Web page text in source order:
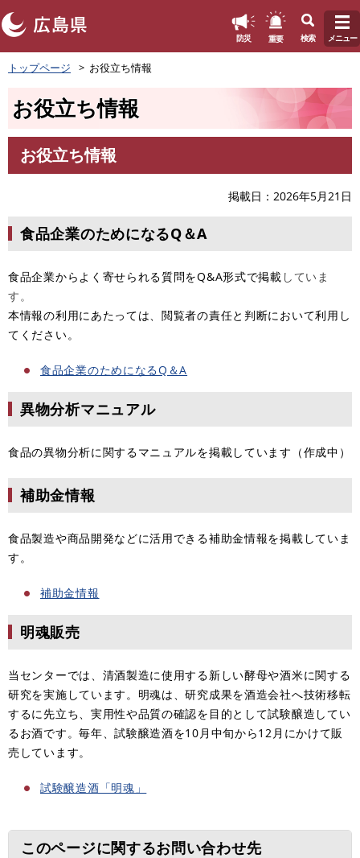
ペ
ー
頭
す
防災 重要 検索 メニュー
トップページ お役立ち情報
お役立ち情報
文
お役立ち情報
掲載日 2026年5月21日
食品企業のためになるQ＆A
食品企業からよく寄せられる質問をQ&A形式で掲載 していま
す。
本情報の利用にあたっては、閲覧者の責任と判断において利用し
てください。​
食品企業のためになるQ＆A
異物分析マニュアル
食品の異物分析に関するマニュアルを掲載しています（作成中）
補助金情報
食品製造や商品開発などに活用できる補助金情報を掲載していま
す。
補助金情報
明魂販売
当センターでは、清酒製造に使用する新しい酵母や酒米に関する
研究を実施しています。明魂は、研究成果を酒造会社へ技術移転
するに先立ち、実用性や品質の確認を目的として試験醸造してい
るお酒です。毎年、試験醸造酒を10月中旬から12月にかけて販
売しています。
試験醸造酒「明魂」
このページに関するお問い合わせ先